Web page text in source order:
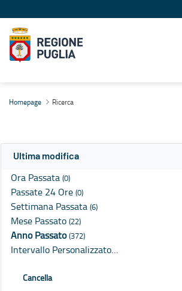
Homepage Ricerca
Ultima modifica
Ora Passata (0)
Passate 24 Ore (0)
Settimana Passata (6)
Mese Passato (22)
Anno Passato(372)
Intervallo Personalizzato…
Cancella